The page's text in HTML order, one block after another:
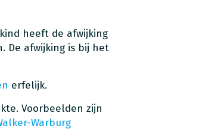
heeft de afwijking
De afwijking is bij het
erfelijk.
Voorbeelden zijn
Warburg